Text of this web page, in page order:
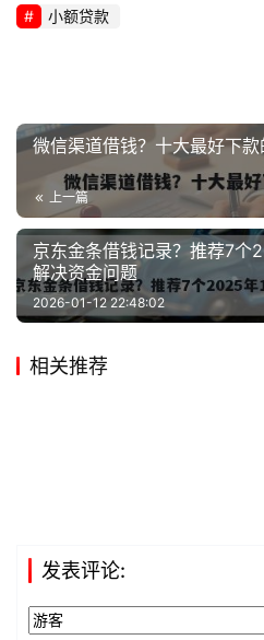
小额贷款
微信渠道借钱？十大最好下
上一篇
京东金条借钱记录？推荐7个
解决资金问题
2026-01-12 22:48:02
相关推荐
发表评论: